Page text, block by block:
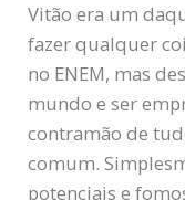
Vitão era um
fazer qualquer
no ENEM, mas
mundo e ser
contramão de
comum.
potenciais e